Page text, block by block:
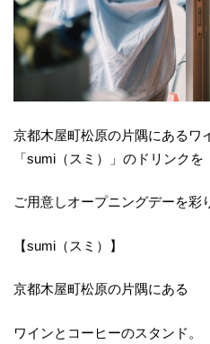
京都木屋町松原の片隅にあるワ
「sumi（スミ）」のドリンクを
ご用意しオープニングデーを彩
【sumi（スミ）】
京都木屋町松原の片隅にある
ワインとコーヒーのスタンド。